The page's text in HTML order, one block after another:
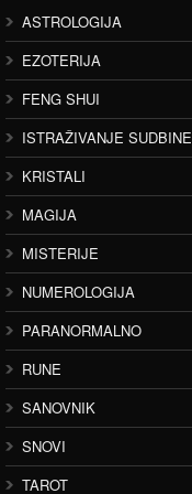
ASTROLOGIJA
EZOTERIJA
FENG SHUI
ISTRAŽIVANJE SUDBINE
KRISTALI
MAGIJA
MISTERIJE
NUMEROLOGIJA
PARANORMALNO
RUNE
SANOVNIK
SNOVI
TAROT